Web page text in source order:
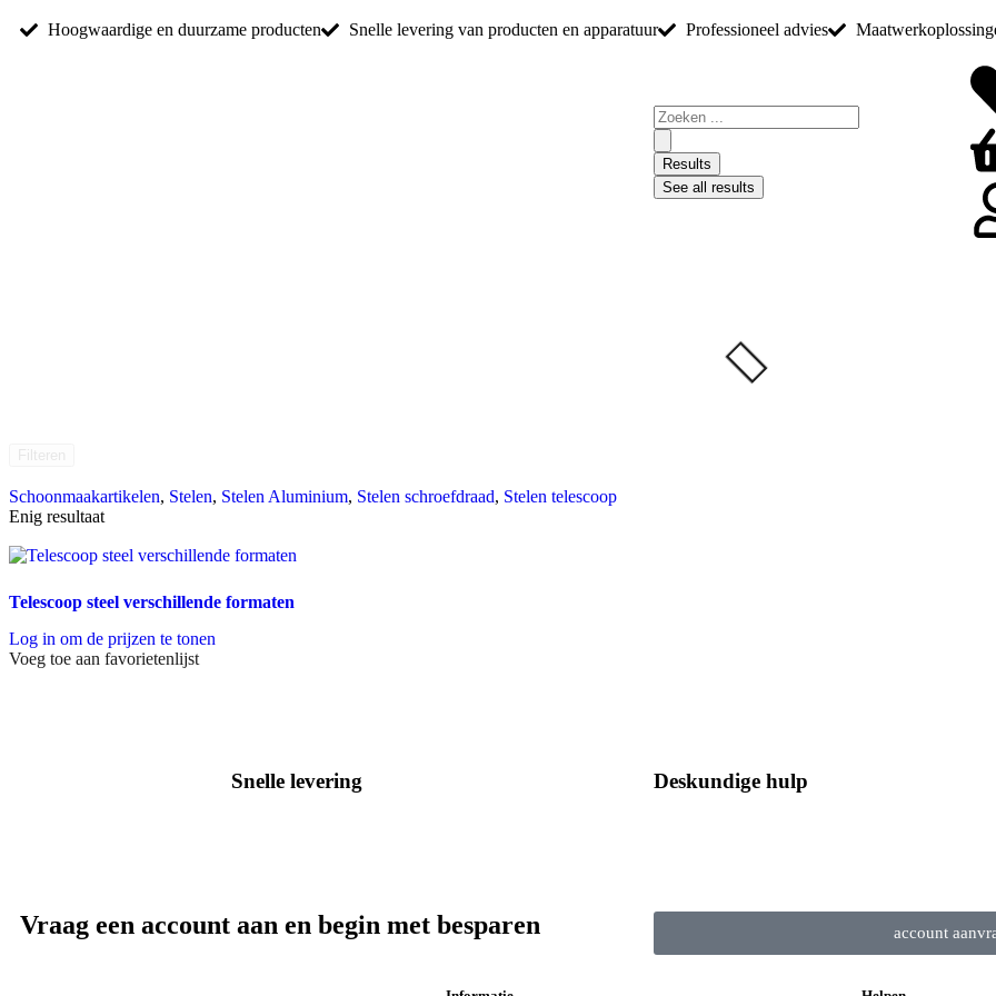
Hoogwaardige en duurzame producten Snelle levering van producten en apparatuur Professioneel advies
Results
See all results
Schoonmaakartikelen, Stelen, Stelen Aluminium, Stelen schroefdraad, Stelen telescoop
Enig resultaat
Telescoop steel verschillende formaten
Log in om de prijzen te tonen
Voeg toe aan favorietenlijst
Snelle levering Deskundige hulp
Vraag een account aan en begin met besparen account